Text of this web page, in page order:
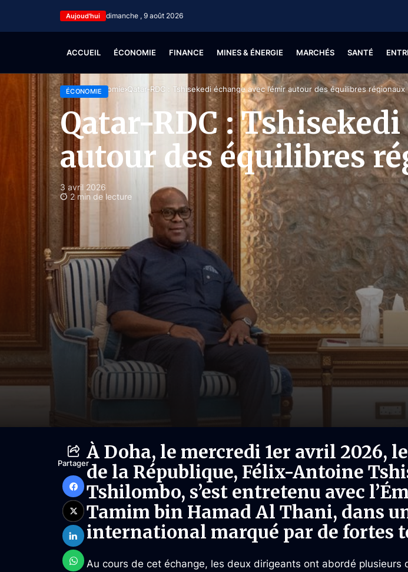
Aujoud'hui dimanche , 9 août 2026
ACCUEIL ÉCONOMIE FINANCE MINES & ÉNERGIE MARCHÉS SANTÉ
Accueil Économie Qatar-RDC : Tshisekedi échange avec l’émir autour des équilibres régionaux
ÉCONOMIE
Qatar-RDC : Tshisekedi
autour des équilibres
3 avril 2026
2 min de lecture
PartagerÀ Doha, le mercredi 1er avril 2026,
de la République, Félix-Antoine
Tshilombo, s’est entretenu avec
Tamim bin Hamad Al Thani, dans
international marqué par de fortes
Au cours de cet échange, les deux dirigeants ont abordé plusieurs